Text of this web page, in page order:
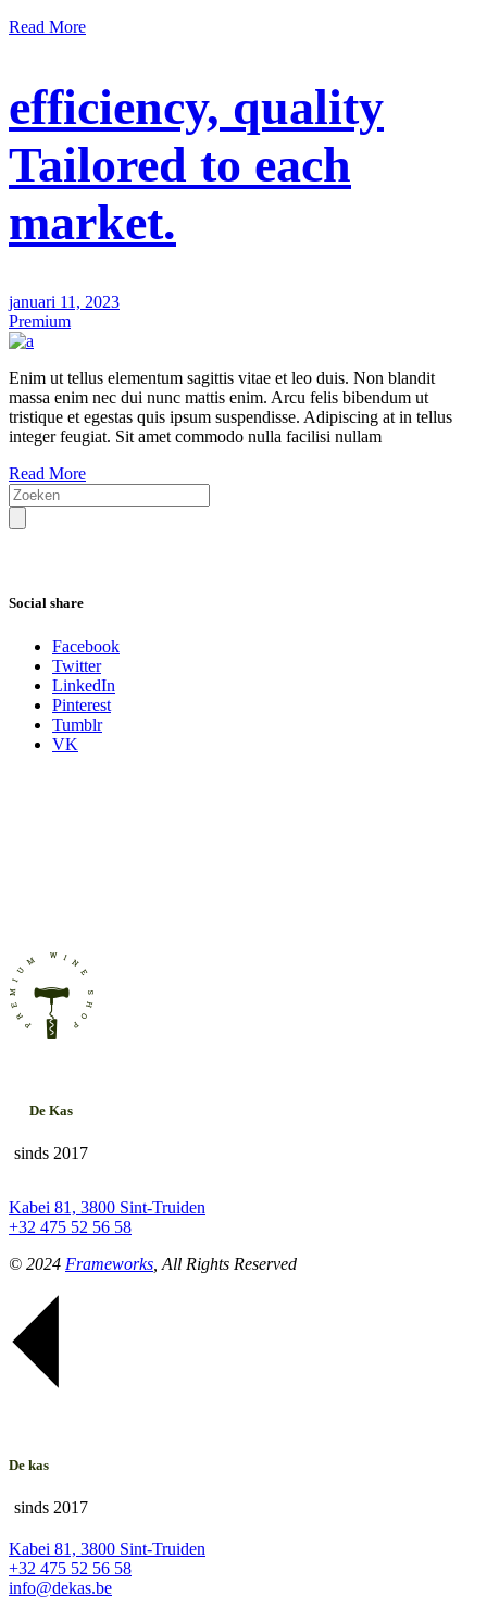
Read More
efficiency, quality
Tailored to each
market.
januari 11, 2023
Premium
Enim ut tellus elementum sagittis vitae et leo duis. Non blandit
massa enim nec dui nunc mattis enim. Arcu felis bibendum ut
tristique et egestas quis ipsum suspendisse. Adipiscing at in tellus
integer feugiat. Sit amet commodo nulla facilisi nullam
Read More
S
e
a
Social share
Facebook
Twitter
LinkedIn
Pinterest
Tumblr
VK
De Kas
sinds 2017
Kabei 81, 3800 Sint-Truiden
+32 475 52 56 58
© 2024 Frameworks , All Rights Reserved
De kas
sinds 2017
Kabei 81, 3800 Sint-Truiden
+32 475 52 56 58
info@dekas.be